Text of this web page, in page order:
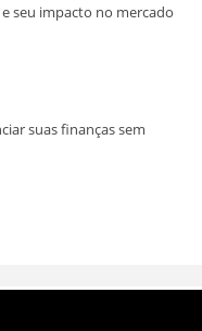
seu impacto no mercado
suas finanças sem